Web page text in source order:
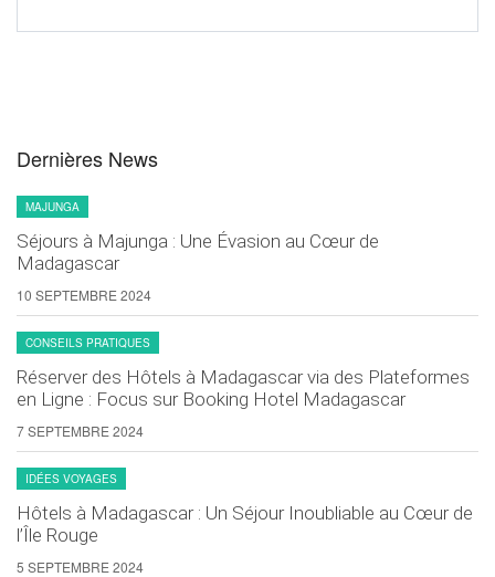
Dernières News
MAJUNGA
Séjours à Majunga : Une Évasion au Cœur de
Madagascar
10 SEPTEMBRE 2024
CONSEILS PRATIQUES
Réserver des Hôtels à Madagascar via des Plateformes
en Ligne : Focus sur Booking Hotel Madagascar
7 SEPTEMBRE 2024
IDÉES VOYAGES
Hôtels à Madagascar : Un Séjour Inoubliable au Cœur de
l’Île Rouge
5 SEPTEMBRE 2024